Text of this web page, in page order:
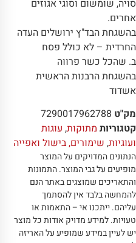
סויה, שומשום וסוגי אגוזים
אחרים.
בהשגחת הבד"ץ ירושלים העדה
החרדית – לא כולל פסח
ב. שהכל כשר פרווה
בהשגחת הרבנות הראשית
אשדוד
מק"ט 7290017962788
קטגוריות מתוקות, עוגות
ועוגיות, שימורים, בישול ואפייה
הנתונים המדויקים על המוצר
מופיעים על גבי המוצר.התמונות
והתאריכים שמוצגים באתר הנם
להמחשה בלבד אין להסתמך
עליהם.ייתכנו אי – התאמות או
טעויות.למידע מדויק אודות כל מוצר
יש לעיין במידע שמופיע על האריזה